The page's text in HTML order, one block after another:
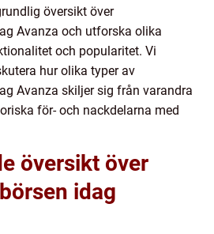
översikt över
Avanza och utforska olika
och popularitet. Vi
hur olika typer av
Avanza skiljer sig från varandra
för- och nackdelarna med
översikt över
idag